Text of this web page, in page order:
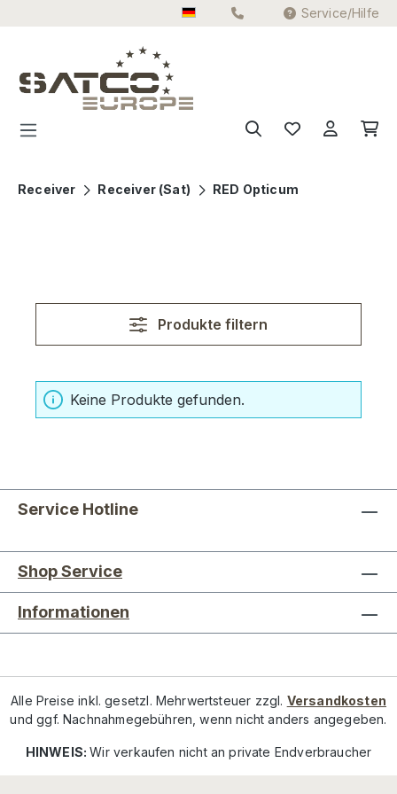
Zum Hauptinhalt springen Service/Hilfe
Receiver Receiver (Sat) RED Opticum
Produkte filtern
Keine Produkte gefunden.
Service Hotline
Shop Service
Informationen
Alle Preise inkl. gesetzl. Mehrwertsteuer zzgl. Versandkosten
und ggf. Nachnahmegebühren, wenn nicht anders angegeben.
HINWEIS:Wir verkaufen nicht an private Endverbraucher